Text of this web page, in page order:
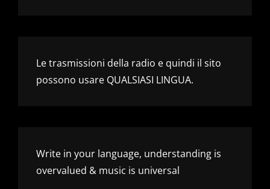
Le trasmissioni della radio e quindi il sito
possono usare QUALSIASI LINGUA.
Write in your language, understanding is
overvalued & music is universal